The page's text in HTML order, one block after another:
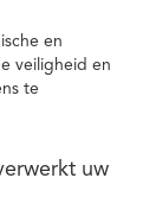
en
veiligheid en
te
uw